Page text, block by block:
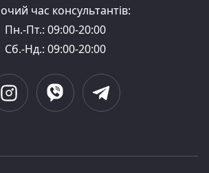
час консультантів:
Пн.-Пт.: 09:00-20:00
Сб.-Нд.: 09:00-20:00